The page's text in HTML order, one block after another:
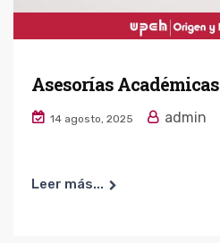
Asesorías Académicas
14 agosto, 2025 admin
Leer más...